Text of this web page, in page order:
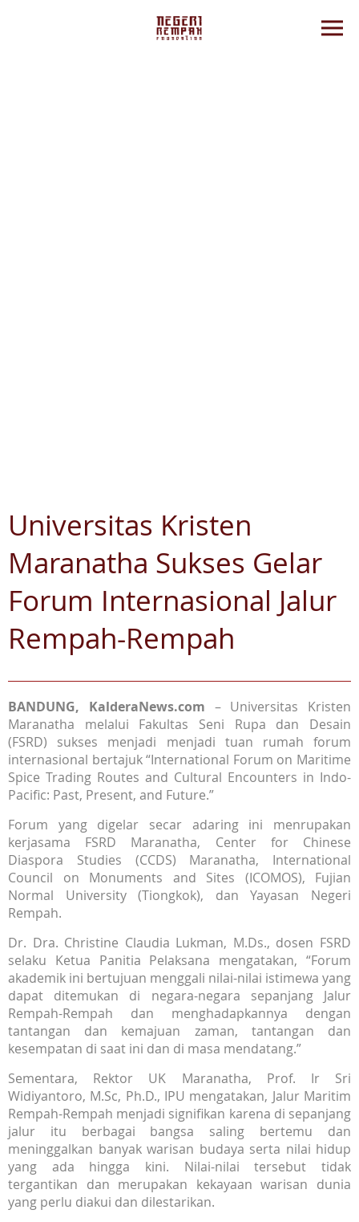
Universitas Kristen
Maranatha Sukses Gelar
Forum Internasional Jalur
Rempah-Rempah
BANDUNG, KalderaNews.com – Universitas Kristen
Maranatha melalui Fakultas Seni Rupa dan Desain
(FSRD) sukses menjadi menjadi tuan rumah forum
internasional bertajuk “International Forum on Maritime
Spice Trading Routes and Cultural Encounters in Indo-
Pacific: Past, Present, and Future.”
Forum yang digelar secar adaring ini menrupakan
kerjasama FSRD Maranatha, Center for Chinese
Diaspora Studies (CCDS) Maranatha, International
Council on Monuments and Sites (ICOMOS), Fujian
Normal University (Tiongkok), dan Yayasan Negeri
Rempah.
Dr. Dra. Christine Claudia Lukman, M.Ds., dosen FSRD
selaku Ketua Panitia Pelaksana mengatakan, “Forum
akademik ini bertujuan menggali nilai-nilai istimewa yang
dapat ditemukan di negara-negara sepanjang Jalur
Rempah-Rempah dan menghadapkannya dengan
tantangan dan kemajuan zaman, tantangan dan
kesempatan di saat ini dan di masa mendatang.”
Sementara, Rektor UK Maranatha, Prof. Ir Sri
Widiyantoro, M.Sc, Ph.D., IPU mengatakan, Jalur Maritim
Rempah-Rempah menjadi signifikan karena di sepanjang
jalur itu berbagai bangsa saling bertemu dan
meninggalkan banyak warisan budaya serta nilai hidup
yang ada hingga kini. Nilai-nilai tersebut tidak
tergantikan dan merupakan kekayaan warisan dunia
yang perlu diakui dan dilestarikan.